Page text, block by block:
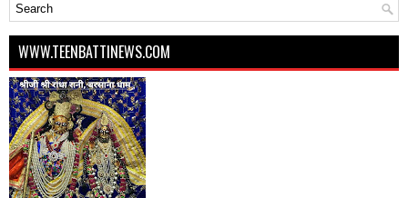
WWW.TEENBATTINEWS.COM